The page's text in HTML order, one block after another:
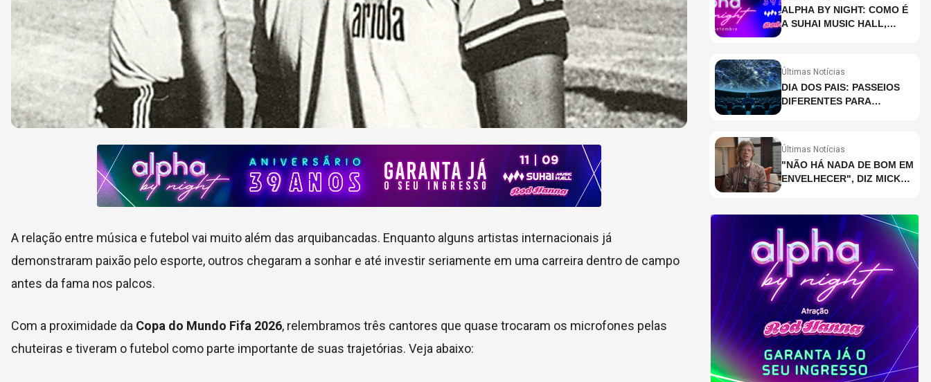
A relação entre música e futebol vai muito além das arquibancadas. Enquanto alguns artistas internacionais já
demonstraram paixão pelo esporte, outros chegaram a sonhar e até investir seriamente em uma carreira dentro de campo
antes da fama nos palcos.
Com a proximidade da Copa do Mundo Fifa 2026, relembramos três cantores que quase trocaram os microfones pelas
chuteiras e tiveram o futebol como parte importante de suas trajetórias. Veja abaixo:
ALPHA BY NIGHT: COMO É
A SUHAI MUSIC HALL,
PAULO?
Últimas Notícias
DIA DOS PAIS: PASSEIOS
DIFERENTES PARA
Últimas Notícias
"NÃO HÁ NADA DE BOM EM
ENVELHECER", DIZ MICK